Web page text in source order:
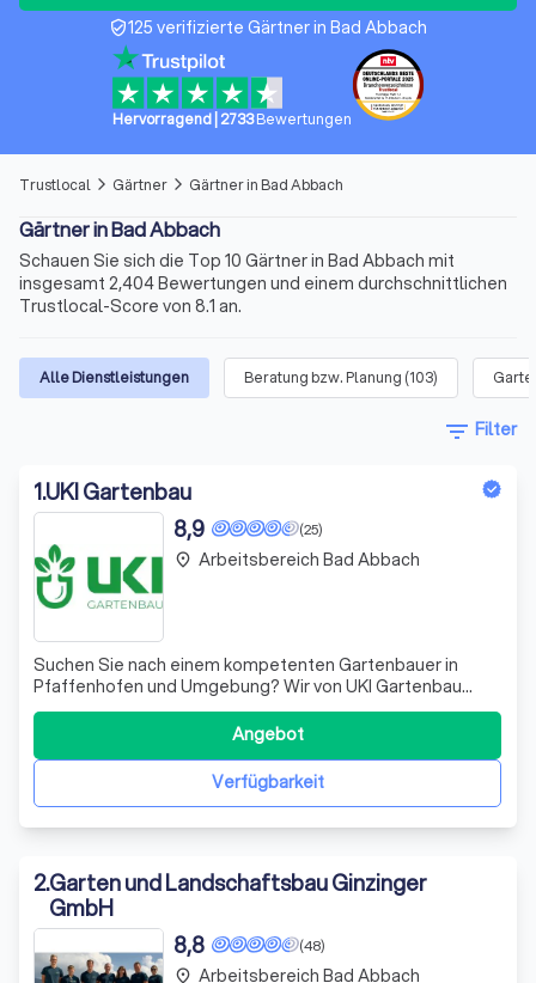
verified_user125 verifizierte Gärtner in Bad Abbach
Hervorragend| 2733 Bewertungen
Trustlocal arrow_forward_ios Gärtner arrow_forward_ios Gärtner in Bad Abbach
Gärtner in Bad Abbach
Schauen Sie sich die Top 10 Gärtner in Bad Abbach mit
insgesamt 2,404 Bewertungen und einem durchschnittlichen
Trustlocal-Score von 8.1 an.
Alle Dienstleistungen Beratung bzw. Planung (103)
filter_list Filter
1.UKI Gartenbau
(25)
8,9
Suchen Sie nach einem kompetenten Gartenbauer in
Pfaffenhofen und Umgebung? Wir von UKI Gartenbau
setzen Ihr Gartenbauprojekt mit Leidenschaft und
Hingabe um, als wäre es unser eigenes. In unserem
Familienunternehmen, das in zweiter Generation geführt
wird, stehen die Zufriedenheit unserer Kunden un
Verfügbarkeit
Angebot
place Arbeitsbereich Bad Abbach
2.Garten und Landschaftsbau Ginzinger
GmbH
(48)
8,8
place Arbeitsbereich Bad Abbach